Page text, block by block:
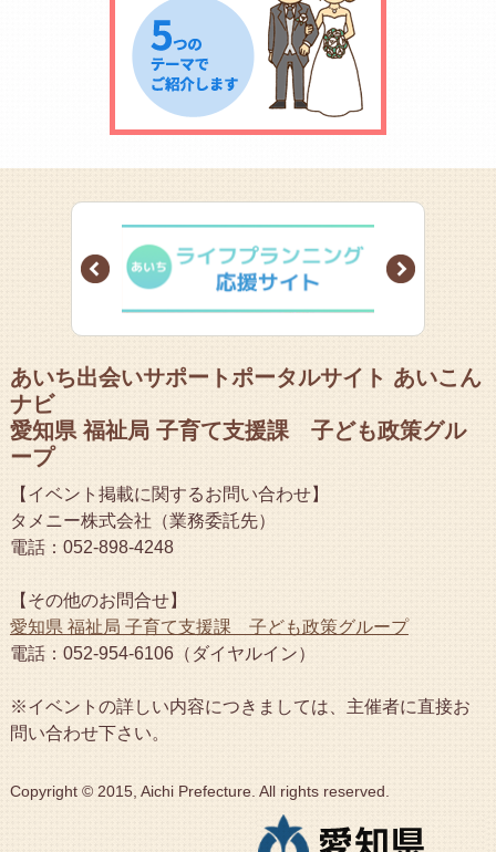
Prev Next
あいち出会いサポートポータルサイト あいこん
ナビ
愛知県 福祉局 子育て支援課 子ども政策グル
ープ
【イベント掲載に関するお問い合わせ】
タメニー株式会社（業務委託先）
電話：052-898-4248
【その他のお問合せ】
愛知県 福祉局 子育て支援課 子ども政策グループ
電話：052-954-6106（ダイヤルイン）
※イベントの詳しい内容につきましては、主催者に直接お
問い合わせ下さい。
Copyright © 2015, Aichi Prefecture. All rights reserved.